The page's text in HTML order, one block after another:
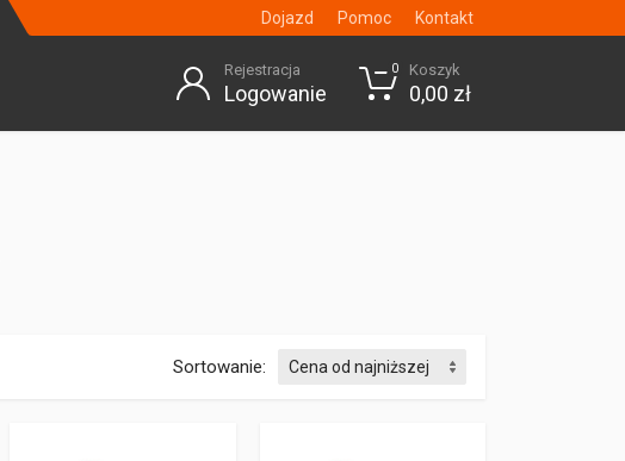
Dojazd Pomoc Kontakt
Rejestracja
Logowanie
0 Koszyk
0,00 zł
Sortowanie: